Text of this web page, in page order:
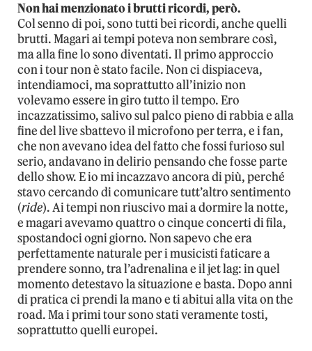
Non hai menzionato i brutti ricordi, però.
Col senno di poi, sono tutti bei ricordi, anche quelli
brutti. Magari ai tempi poteva non sembrare così,
ma alla fine lo sono diventati. Il primo approccio
con i tour non è stato facile. Non ci dispiaceva,
intendiamoci, ma soprattutto all’inizio non
volevamo essere in giro tutto il tempo. Ero
incazzatissimo, salivo sul palco pieno di rabbia e alla
fine del live sbattevo il microfono per terra, e i fan,
che non avevano idea del fatto che fossi furioso sul
serio, andavano in delirio pensando che fosse parte
dello show. E io mi incazzavo ancora di più, perché
stavo cercando di comunicare tutt’altro sentimento
(ride). Ai tempi non riuscivo mai a dormire la notte,
e magari avevamo quattro o cinque concerti di fila,
spostandoci ogni giorno. Non sapevo che era
perfettamente naturale per i musicisti faticare a
prendere sonno, tra l’adrenalina e il jet lag: in quel
momento detestavo la situazione e basta. Dopo anni
di pratica ci prendi la mano e ti abitui alla vita on the
road. Ma i primi tour sono stati veramente tosti,
soprattutto quelli europei.